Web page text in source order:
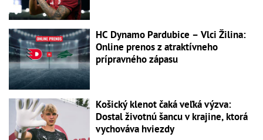
HC Dynamo Pardubice – Vlci Žilina:
Online prenos z atraktívneho
prípravného zápasu
Košický klenot čaká veľká výzva:
Dostal životnú šancu v krajine, ktorá
vychováva hviezdy